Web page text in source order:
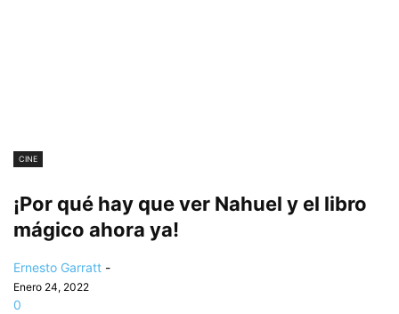
CINE
¡Por qué hay que ver Nahuel y el libro
mágico ahora ya!
Ernesto Garratt -
Enero 24, 2022
0